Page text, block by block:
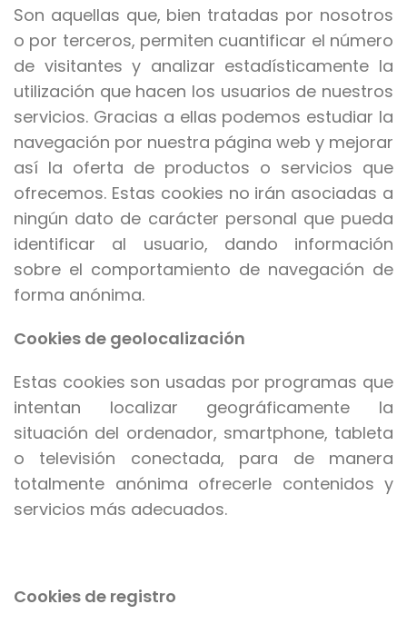
Son aquellas que, bien tratadas por nosotros
o por terceros, permiten cuantificar el número
de visitantes y analizar estadísticamente la
utilización que hacen los usuarios de nuestros
servicios. Gracias a ellas podemos estudiar la
navegación por nuestra página web y mejorar
así la oferta de productos o servicios que
ofrecemos. Estas cookies no irán asociadas a
ningún dato de carácter personal que pueda
identificar al usuario, dando información
sobre el comportamiento de navegación de
forma anónima.
Cookies de geolocalización
Estas cookies son usadas por programas que
intentan localizar geográficamente la
situación del ordenador, smartphone, tableta
o televisión conectada, para de manera
totalmente anónima ofrecerle contenidos y
servicios más adecuados.
Cookies de registro